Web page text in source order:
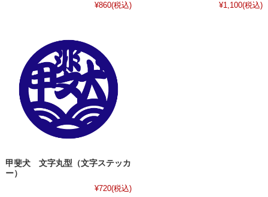
¥860(税込)
¥1,100(税込)
甲斐犬 文字丸型（文字ステッカ
ー）
¥720(税込)